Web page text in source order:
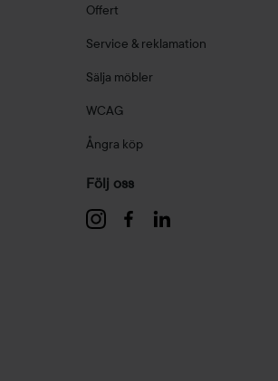
Offert
Service & reklamation
Sälja möbler
WCAG
Ångra köp
Följ oss